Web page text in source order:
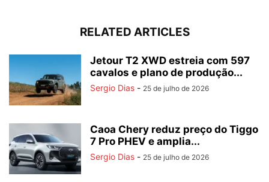
RELATED ARTICLES
Jetour T2 XWD estreia com 597
cavalos e plano de produção...
Sergio Dias - 25 de julho de 2026
Caoa Chery reduz preço do Tiggo
7 Pro PHEV e amplia...
Sergio Dias - 25 de julho de 2026